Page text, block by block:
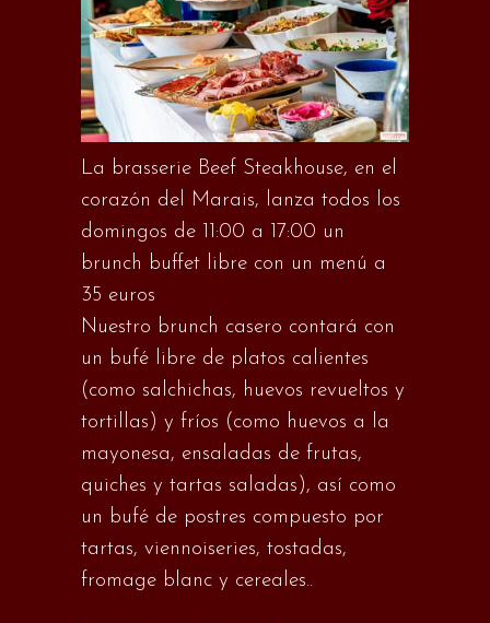
La brasserie Beef Steakhouse, en el
corazón del Marais, lanza todos los
domingos de 11:00 a 17:00 un
brunch buffet libre con un menú a
35 euros
Nuestro brunch casero contará con
un bufé libre de platos calientes
(como salchichas, huevos revueltos y
tortillas) y fríos (como huevos a la
mayonesa, ensaladas de frutas,
quiches y tartas saladas), así como
un bufé de postres compuesto por
tartas, viennoiseries, tostadas,
fromage blanc y cereales..